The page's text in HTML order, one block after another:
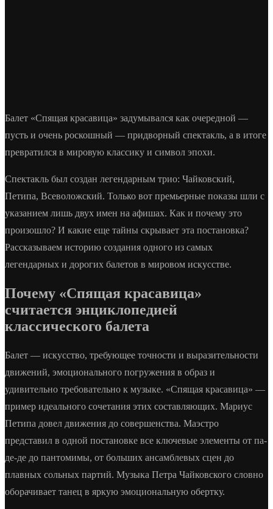
Балет «Спящая красавица» задумывался как очередной —
пусть и очень роскошный — придворный спектакль, а в итоге
превратился в мировую классику и символ эпохи.
Спектакль был создан легендарным трио: Чайковский,
Петипа, Всеволожский. Только вот премьерные показы шли с
указанием лишь двух имен на афишах. Как и почему это
произошло? И какие еще тайны скрывает эта постановка?
Рассказываем историю создания одного из самых
легендарных и дорогих балетов в мировом искусстве.
Почему «Спящая красавица»
считается энциклопедией
классического балета
Балет — искусство, требующее точности и выразительности
движений, эмоционального погружения в образ и
удивительно требовательно к музыке. «Спящая красавица» —
пример идеального сочетания этих составляющих. Мариус
Петипа довел движения до совершенства. Маэстро
представил в одной постановке все ключевые элементы от па-
де-де до пантомимы, от больших ансамблевых сцен до
плавных сольных партий. Музыка Петра Чайковского словно
оборачивает танец в яркую эмоциональную обертку.